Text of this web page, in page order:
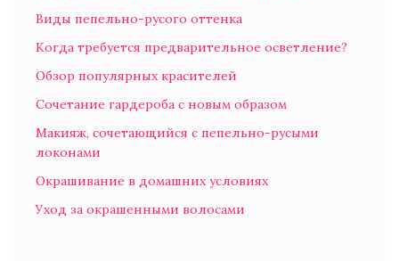
Виды пепельно-русого оттенка
Когда требуется предварительное осветление?
Обзор популярных красителей
Сочетание гардероба с новым образом
Макияж, сочетающийся с пепельно-русыми
локонами
Окрашивание в домашних условиях
Уход за окрашенными волосами